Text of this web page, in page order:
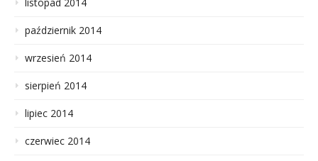
październik 2014
wrzesień 2014
sierpień 2014
lipiec 2014
czerwiec 2014